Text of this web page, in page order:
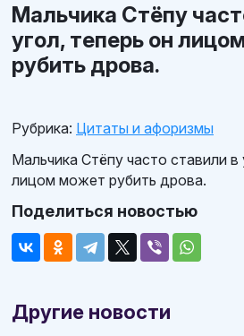
Мальчика Стёпу
угол, теперь он
рубить дрова.
Рубрика: Цитаты и афоризмы
Мальчика Стёпу часто ставили в
лицом может рубить дрова.
Поделиться новостью
Другие новости